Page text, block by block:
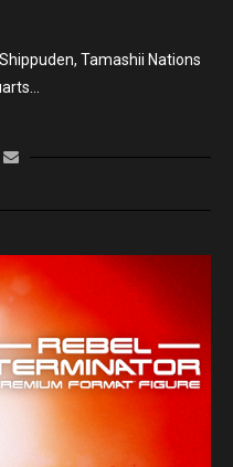
Tamashii Nations